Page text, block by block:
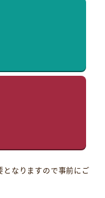
となりますので事前にご